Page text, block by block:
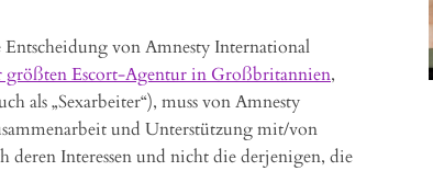
von Amnesty International
größten Escort-Agentur in Großbritannien,
als „Sexarbeiter“), muss von Amnesty
und Unterstützung mit/von
deren Interessen und nicht die derjenigen, die